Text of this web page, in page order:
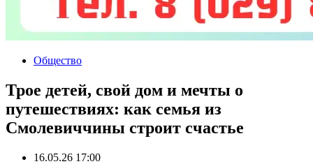
Общество
Трое детей, свой дом и мечты о
путешествиях: как семья из
Смолевиччины строит счастье
16.05.26 17:00